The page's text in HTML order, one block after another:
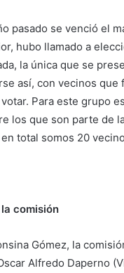
pasado se venció el
hubo llamado a
la única que se
así, con vecinos que
Para este grupo
los que son parte de
total somos 20
comisión
Gómez, la
Alfredo Daperno